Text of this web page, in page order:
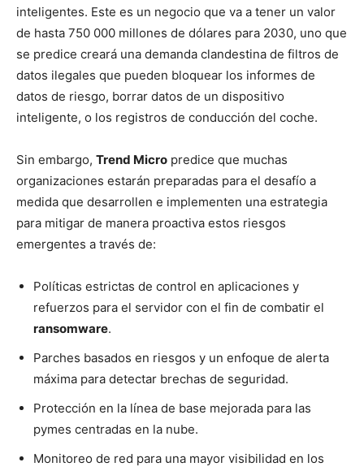
inteligentes. Este es un negocio que va a tener un valor
de hasta 750 000 millones de dólares para 2030, uno que
se predice creará una demanda clandestina de filtros de
datos ilegales que pueden bloquear los informes de
datos de riesgo, borrar datos de un dispositivo
inteligente, o los registros de conducción del coche.
Sin embargo, Trend Micro predice que muchas
organizaciones estarán preparadas para el desafío a
medida que desarrollen e implementen una estrategia
para mitigar de manera proactiva estos riesgos
emergentes a través de:
Políticas estrictas de control en aplicaciones y
refuerzos para el servidor con el fin de combatir el
ransomware.
Parches basados en riesgos y un enfoque de alerta
máxima para detectar brechas de seguridad.
Protección en la línea de base mejorada para las
pymes centradas en la nube.
Monitoreo de red para una mayor visibilidad en los